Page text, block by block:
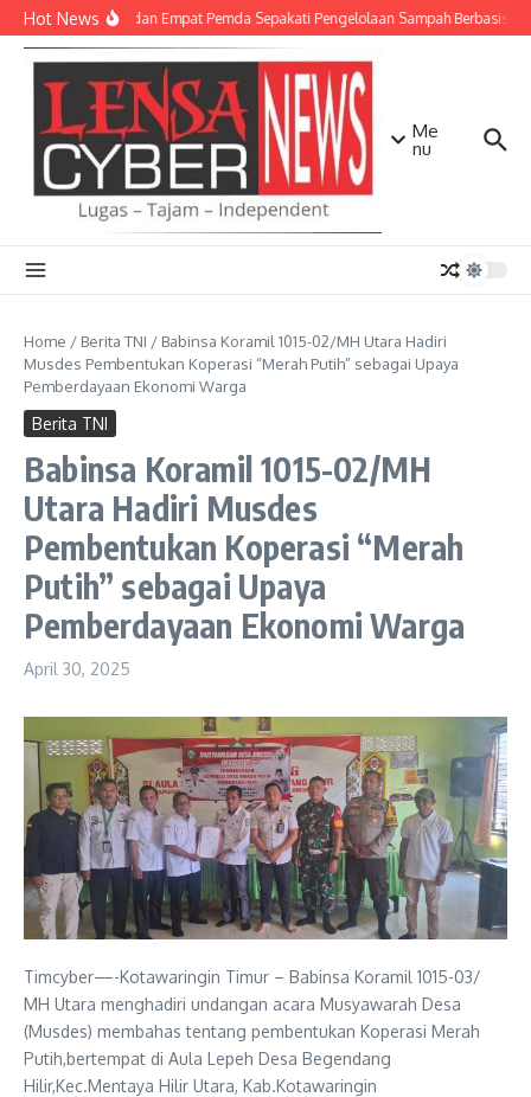
Lewati ke konten
Hot NewsTNI AD dan Empat Pemda Sepakati Pengelolaan Sampah Berbasis
Me
nu
Home / Berita TNI / Babinsa Koramil 1015-02/MH Utara Hadiri
Musdes Pembentukan Koperasi “Merah Putih” sebagai Upaya
Pemberdayaan Ekonomi Warga
Berita TNI
Babinsa Koramil 1015-02/MH
Utara Hadiri Musdes
Pembentukan Koperasi “Merah
Putih” sebagai Upaya
Pemberdayaan Ekonomi Warga
April 30, 2025
Timcyber—-Kotawaringin Timur – Babinsa Koramil 1015-03/
MH Utara menghadiri undangan acara Musyawarah Desa
(Musdes) membahas tentang pembentukan Koperasi Merah
Putih,bertempat di Aula Lepeh Desa Begendang
Hilir,Kec.Mentaya Hilir Utara, Kab.Kotawaringin